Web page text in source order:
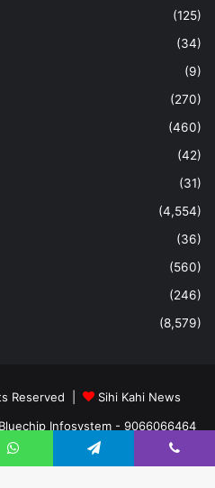
(125)
(34)
(9)
(270)
(460)
(42)
(31)
(4,554)
(36)
(560)
(246)
(8,579)
Reserved |
Sihi Kahi News
Bluechip Infosystem - 9066066464
Ads Policy
Terms and Conditions
Telegram Viber